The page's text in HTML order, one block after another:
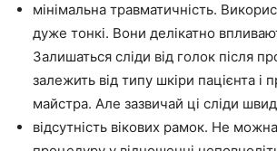
мінімальна травматичність.
дуже тонкі. Вони делікатно
Залишаться сліди від голок після
залежить від типу шкіри пацієнта і
майстра. Але зазвичай ці сліди
відсутність вікових рамок. Не